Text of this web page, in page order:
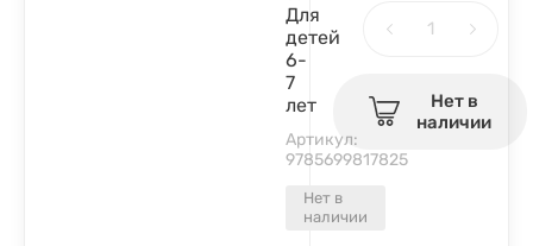
Нет в
наличии
Для
детей
6-
7
лет
Артикул:
9785699817825
Нет в
наличии